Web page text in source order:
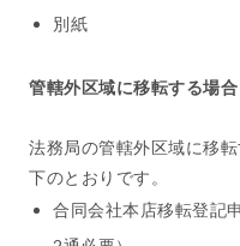
別紙
管轄外区域に移転する場合
法務局の管轄外区域に移
下のとおりです。
合同会社本店移転登記